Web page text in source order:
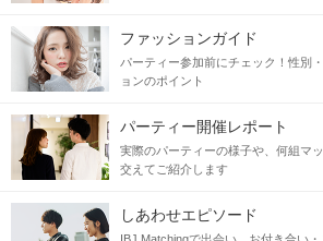
ファッションガイド
パーティー参加前にチェック！性別
ョンのポイント
パーティー開催レポート
実際のパーティーの様子や、何組マ
交えてご紹介します
しあわせエピソード